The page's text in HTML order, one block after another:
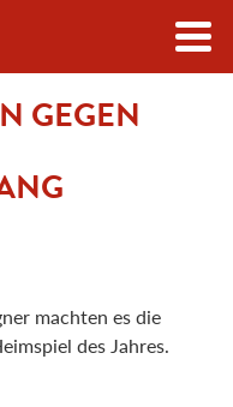
GEGEN
machten es die
des Jahres.